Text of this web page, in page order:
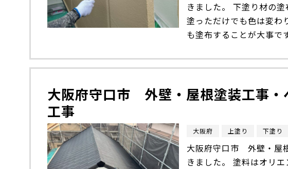
きました。 下塗り材の
塗っただけでも色は変わ
も塗布することが大事で
大阪府守口市 外壁・屋根塗装工事
工事
大阪府 上塗り 下塗り
大阪府守口市 外壁・屋
きました。 塗料はオリ